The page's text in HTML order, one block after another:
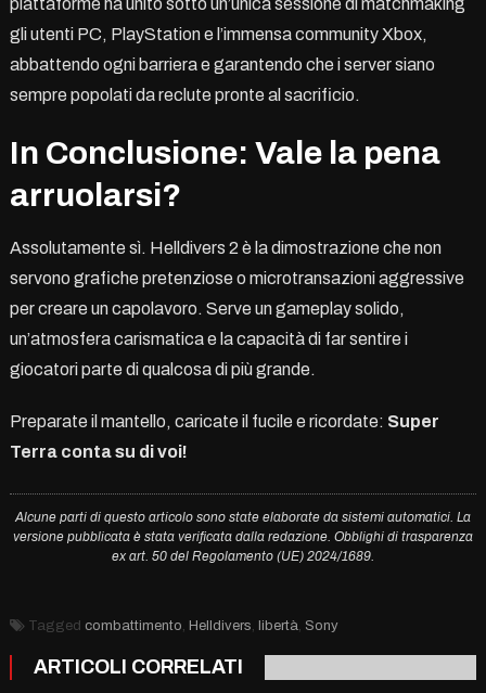
gli utenti PC, PlayStation e l’immensa community Xbox,
abbattendo ogni barriera e garantendo che i server siano
sempre popolati da reclute pronte al sacrificio.
In Conclusione: Vale la pena
arruolarsi?
Assolutamente sì. Helldivers 2 è la dimostrazione che non
servono grafiche pretenziose o microtransazioni aggressive
per creare un capolavoro. Serve un gameplay solido,
un’atmosfera carismatica e la capacità di far sentire i
giocatori parte di qualcosa di più grande.
Preparate il mantello, caricate il fucile e ricordate: Super
Terra conta su di voi!
Alcune parti di questo articolo sono state elaborate da sistemi automatici. La
versione pubblicata è stata verificata dalla redazione. Obblighi di trasparenza
ex art. 50 del Regolamento (UE) 2024/1689.
Tagged combattimento Helldivers libertà Sony
ARTICOLI CORRELATI